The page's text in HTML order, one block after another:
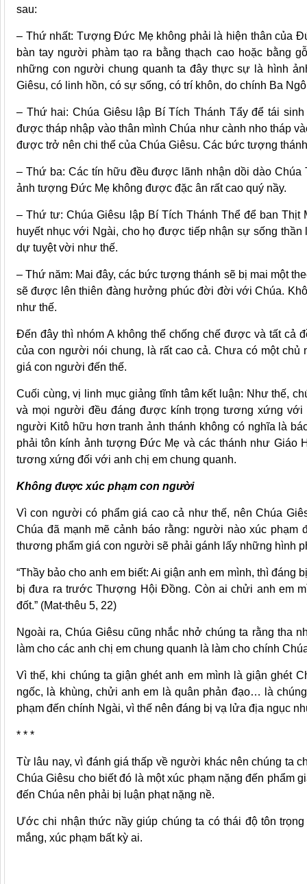
sau:
– Thứ nhất: Tượng Đức Mẹ không phải là hiện thân của
bàn tay người phàm tạo ra bằng thạch cao hoặc bằng
những con người chung quanh ta đây thực sự là hình
Giêsu, có linh hồn, có sự sống, có trí khôn, do chính Ba
– Thứ hai: Chúa Giêsu lập Bí Tích Thánh Tẩy để tái
được tháp nhập vào thân mình Chúa như cành nho tháp
được trở nên chi thể của Chúa Giêsu. Các bức tượng
– Thứ ba: Các tín hữu đều được lãnh nhận dồi dào
ảnh tượng Đức Mẹ không được đặc ân rất cao quý nầy.
– Thứ tư: Chúa Giêsu lập Bí Tích Thánh Thể để ban
huyết nhục với Ngài, cho họ được tiếp nhận sự sống
dự tuyệt vời như thế.
– Thứ năm: Mai đây, các bức tượng thánh sẽ bị mai một
sẽ được lên thiên đàng hưởng phúc đời đời với Chúa.
như thế.
Đến đây thì nhóm A không thể chống chế được và tất cả
của con người nói chung, là rất cao cả. Chưa có một chủ
giá con người đến thế.
Cuối cùng, vị linh mục giảng tĩnh tâm kết luận: Như thế,
và mọi người đều đáng được kính trọng tương xứng với
người Kitô hữu hơn tranh ảnh thánh không có nghĩa là
phải tôn kính ảnh tượng Đức Mẹ và các thánh như Giáo
tương xứng đối với anh chị em chung quanh.
Không được xúc phạm con người
Vì con người có phẩm giá cao cả như thế, nên Chúa
Chúa đã mạnh mẽ cảnh báo rằng: người nào xúc
thương phẩm giá con người sẽ phải gánh lấy những hình
“Thầy bảo cho anh em biết: Ai giận anh em mình, thì đáng
bị đưa ra trước Thượng Hội Đồng. Còn ai chửi anh em
đốt.” (Mat-thêu 5, 22)
Ngoài ra, Chúa Giêsu cũng nhắc nhở chúng ta rằng tha
làm cho các anh chị em chung quanh là làm cho chính
Vì thế, khi chúng ta giận ghét anh em mình là giận ghét
ngốc, là khùng, chửi anh em là quân phản đạo… là
phạm đến chính Ngài, vì thế nên đáng bị vạ lửa địa ngục
* * *
Từ lâu nay, vì đánh giá thấp về người khác nên chúng ta
Chúa Giêsu cho biết đó là một xúc phạm nặng đến phẩm
đến Chúa nên phải bị luận phạt nặng nề.
Ước chi nhận thức nầy giúp chúng ta có thái độ tôn
mắng, xúc phạm bất kỳ ai.